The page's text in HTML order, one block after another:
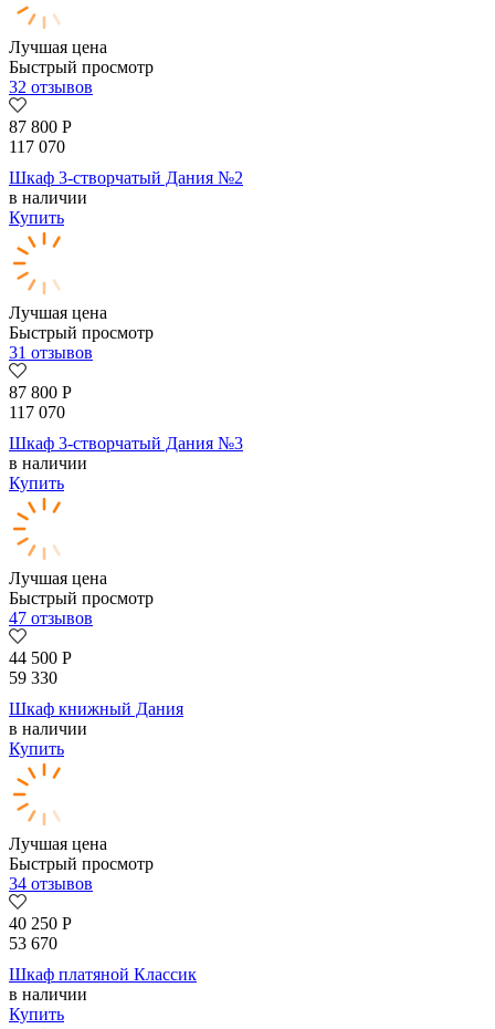
Лучшая цена
Быстрый просмотр
32 отзывов
87 800 Р
117 070
Шкаф 3-створчатый Дания №2
в наличии
Купить
Лучшая цена
Быстрый просмотр
31 отзывов
87 800 Р
117 070
Шкаф 3-створчатый Дания №3
в наличии
Купить
Лучшая цена
Быстрый просмотр
47 отзывов
44 500 Р
59 330
Шкаф книжный Дания
в наличии
Купить
Лучшая цена
Быстрый просмотр
34 отзывов
40 250 Р
53 670
Шкаф платяной Классик
в наличии
Купить